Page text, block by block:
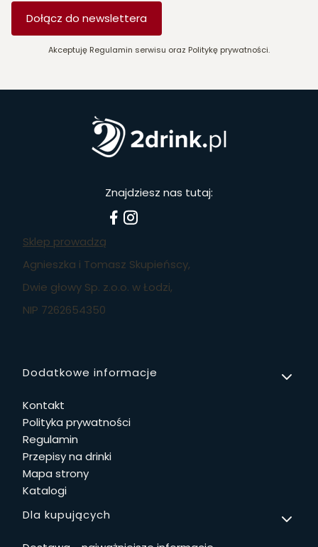
Dołącz do newslettera
Akceptuję Regulamin serwisu oraz Politykę prywatności.
Znajdziesz nas tutaj:
Sklep prowadzą
Agnieszka i Tomasz Skupieńscy,
Dwie głowy Sp. z.o.o. w Łodzi,
NIP 7262654350
Linki w stopce
Dodatkowe informacje
Kontakt
Polityka prywatności
Regulamin
Przepisy na drinki
Mapa strony
Katalogi
Dla kupujących